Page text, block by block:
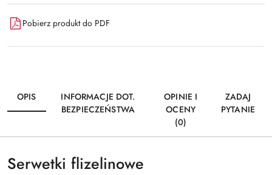
Pobierz produkt do PDF
OPIS
INFORMACJE DOT.
BEZPIECZEŃSTWA
OPINIE I
OCENY
(0)
ZADAJ
PYTANIE
Serwetki flizelinowe